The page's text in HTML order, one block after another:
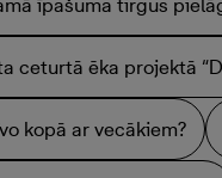
īpašuma tirgus
ceturtā ēka projektā
kopā ar vecākiem?